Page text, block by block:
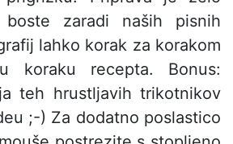
boste zaradi naših pisnih
lahko korak za korakom
koraku recepta. Bonus:
teh hrustljavih trikotnikov
;-) Za dodatno poslastico